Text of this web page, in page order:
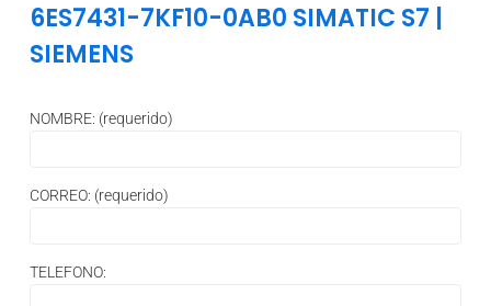
6ES7431-7KF10-0AB0 SIMATIC S7 |
SIEMENS
NOMBRE: (requerido)
CORREO: (requerido)
TELEFONO: